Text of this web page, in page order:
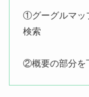
①グーグルマッ
検索
②概要の部分を